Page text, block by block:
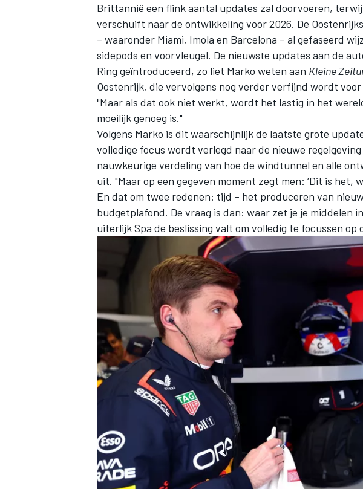
WEC DTM
Brittannië een flink aantal updates zal doorvoeren,
verschuift naar de ontwikkeling voor 2026. De
– waaronder Miami, Imola en Barcelona – al gefaseerd
sidepods en voorvleugel. De nieuwste updates aan de
Ring geïntroduceerd, zo liet Marko weten aan Kleine
Oostenrijk, die vervolgens nog verder verfijnd wordt voor
"Maar als dat ook niet werkt, wordt het lastig in het
moeilijk genoeg is."
Volgens Marko is dit waarschijnlijk de laatste grote
volledige focus wordt verlegd naar de nieuwe
nauwkeurige verdeling van hoe de windtunnel en alle
uit. "Maar op een gegeven moment zegt men: ‘Dit is het,
En dat om twee redenen: tijd – het produceren van
budgetplafond. De vraag is dan: waar zet je je middelen
uiterlijk Spa de beslissing valt om volledig te focussen op